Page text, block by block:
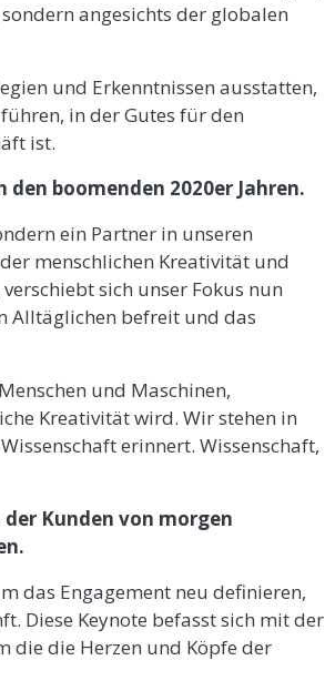
angesichts der globalen
und Erkenntnissen ausstatten,
in der Gutes für den
ist.
boomenden 2020er Jahren.
ein Partner in unseren
menschlichen Kreativität und
sich unser Fokus nun
Alltäglichen befreit und das
und Maschinen,
Kreativität wird. Wir stehen in
erinnert. Wissenschaft,
der Kunden von morgen
das Engagement neu definieren,
Diese Keynote befasst sich mit der
die die Herzen und Köpfe der